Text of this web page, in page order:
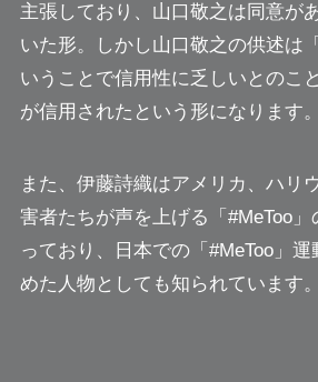
主張しており、山口敬之は同意が
いた形。しかし山口敬之の供述は
いうことで信用性に乏しいとのこ
が信用された という形になります。
また、伊藤詩織はアメリカ、ハリ
害者たちが声を上げる「#MeToo
っており、日本での「#MeToo」
めた人物としても知られています